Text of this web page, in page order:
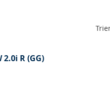
R (GG)